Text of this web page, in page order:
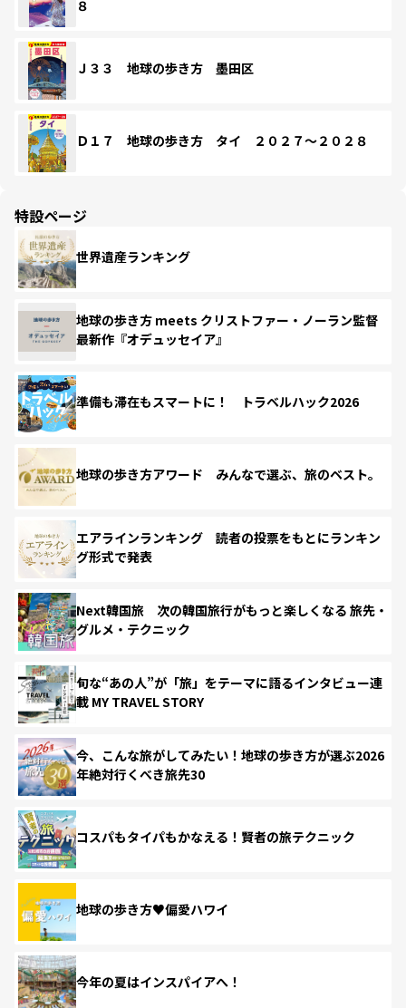
８
Ｊ３３ 地球の歩き方 墨田区
Ｄ１７ 地球の歩き方 タイ ２０２７～２０２８
特設ページ
世界遺産ランキング
地球の歩き方 meets クリストファー・ノーラン監督
最新作『オデュッセイア』
準備も滞在もスマートに！ トラベルハック2026
地球の歩き方アワード みんなで選ぶ、旅のベスト。
エアラインランキング 読者の投票をもとにランキン
グ形式で発表
Next韓国旅 次の韓国旅行がもっと楽しくなる 旅先・
グルメ・テクニック
旬な“あの人”が「旅」をテーマに語るインタビュー連
載 MY TRAVEL STORY
今、こんな旅がしてみたい！地球の歩き方が選ぶ2026
年絶対行くべき旅先30
コスパもタイパもかなえる！賢者の旅テクニック
地球の歩き方♥偏愛ハワイ
今年の夏はインスパイアへ！